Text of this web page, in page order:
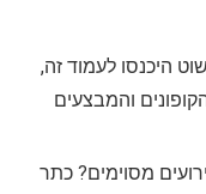
היכנסו לעמוד זה,
והמבצעים
מסוימים? כתר